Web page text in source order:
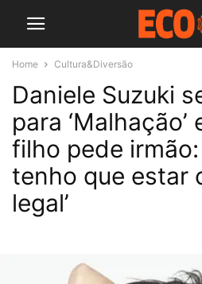
Home Cultura&Diversão
Daniele Suzuki
para ‘Malhação’
filho pede irmão:
tenho que estar
legal’